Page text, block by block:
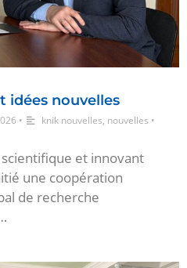
idées nouvelles
• knik nouvelles, nouvelles •
et innovant
une coopération
de recherche